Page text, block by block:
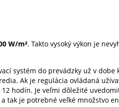
W/m². Takto vysoký výkon je
systém do prevádzky už v dobe
Ak je regulácia ovládaná
hodín. Je veľmi dôležité
tak je potrebné veľké množstvo